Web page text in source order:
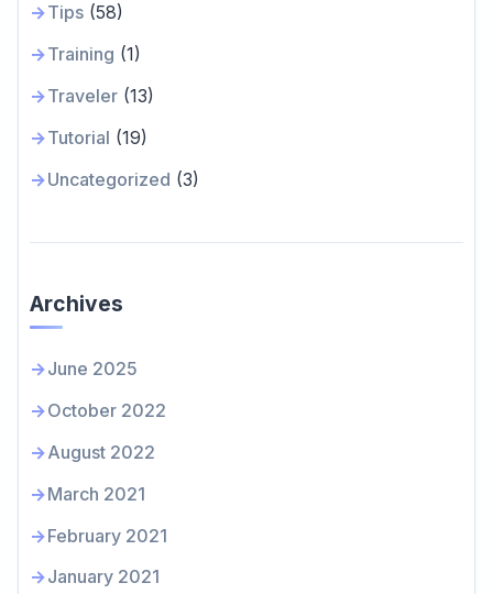
Tips(58)
Training (1)
Traveler(13)
Tutorial (19)
Uncategorized (3)
Archives
June 2025
October 2022
August 2022
March 2021
February 2021
January 2021